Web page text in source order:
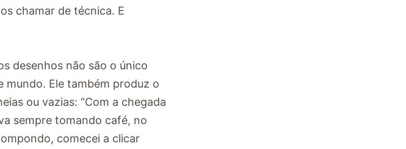
chamar de técnica. E
desenhos não são o único
Ele também produz o
ou vazias: “Com a chegada
sempre tomando café, no
comecei a clicar